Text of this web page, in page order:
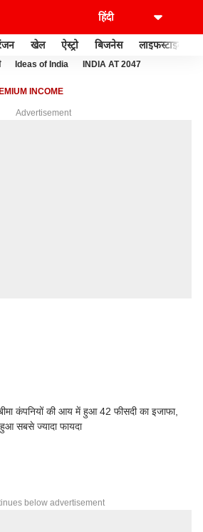
खेल ऐस्ट्रो बिजनेस लाइफस्टाइल
Ideas of India INDIA AT 2047
INCOME
Advertisement
कंपनियों की आय में हुआ 42 फीसदी का इजाफा,
सबसे ज्यादा फायदा
below advertisement